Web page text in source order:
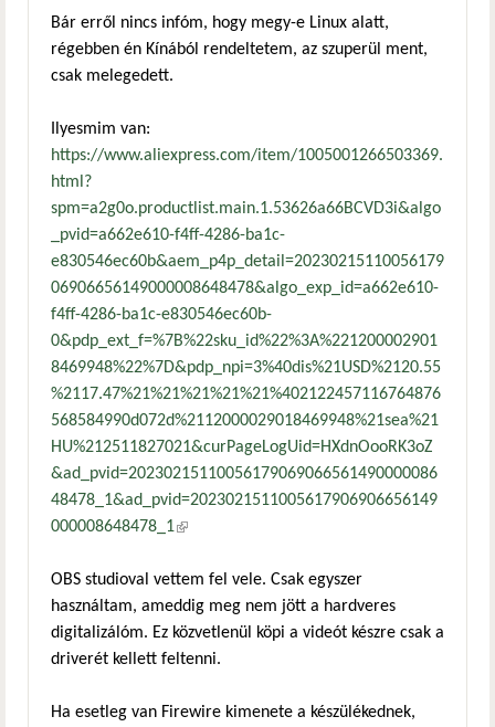
Bár erről nincs infóm, hogy megy-e Linux alatt,
régebben én Kínából rendeltetem, az szuperül ment,
csak melegedett.
Ilyesmim van:
https://www.aliexpress.com/item/1005001266503369.
html?
spm=a2g0o.productlist.main.1.53626a66BCVD3i&algo
_pvid=a662e610-f4ff-4286-ba1c-
e830546ec60b&aem_p4p_detail=20230215110056179
06906656149000008648478&algo_exp_id=a662e610-
f4ff-4286-ba1c-e830546ec60b-
0&pdp_ext_f=%7B%22sku_id%22%3A%221200002901
8469948%22%7D&pdp_npi=3%40dis%21USD%2120.55
%2117.47%21%21%21%21%21%402122457116764876
568584990d072d%2112000029018469948%21sea%21
HU%212511827021&curPageLogUid=HXdnOooRK3oZ
&ad_pvid=20230215110056179069066561490000086
48478_1&ad_pvid=2023021511005617906906656149
000008648478_1(külső hivatkozás)
OBS studioval vettem fel vele. Csak egyszer
használtam, ameddig meg nem jött a hardveres
digitalizálóm. Ez közvetlenül köpi a videót készre csak a
driverét kellett feltenni.
Ha esetleg van Firewire kimenete a készülékednek,